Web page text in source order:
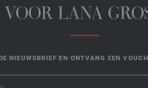
LANA
NIEUWSBRIEF EN ONTVANG EEN